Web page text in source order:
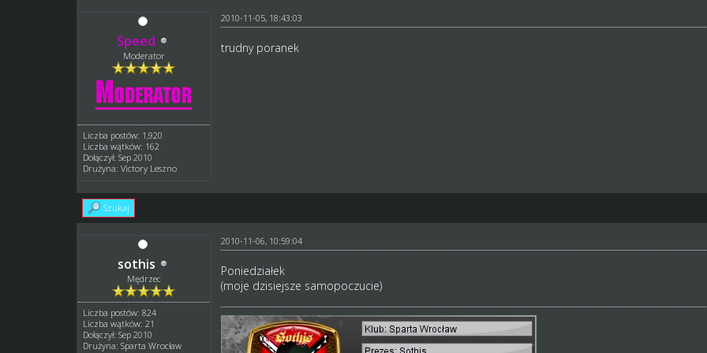
Speed
Moderator
Liczba postów: 1,920
Liczba wątków: 162
Dołączył: Sep 2010
Drużyna: Victory Leszno
2010-11-05, 18:43:03
trudny poranek
Szukaj
sothis
Mędrzec
Liczba postów: 824
Liczba wątków: 21
Dołączył: Sep 2010
Drużyna: Sparta Wrocław
2010-11-06, 10:59:04
Poniedziałek
(moje dzisiejsze samopoczucie)